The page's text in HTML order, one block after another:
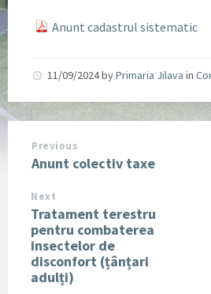
Anunt cadastrul sistematic
11/09/2024byPrimaria Jilava in
Previous
Anunt colectiv taxe
Next
Tratament terestru
pentru combaterea
insectelor de
disconfort (țânțari
adulți)